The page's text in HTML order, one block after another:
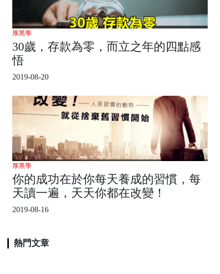
厚黑學
30歲，存款為零，而立之年的四點感
悟
2019-08-20
厚黑學
你的成功在於你每天養成的習慣，每
天讀一遍，天天你都在改變！
2019-08-16
熱門文章